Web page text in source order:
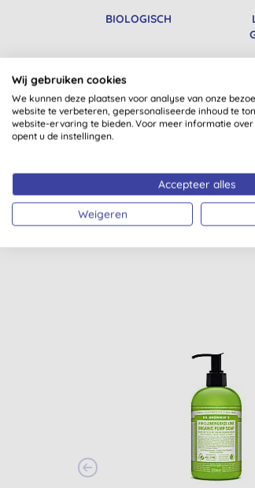
BIOLOGISCH
Wij gebruiken cookies
We kunnen deze plaatsen voor analyse van onze
website te verbeteren, gepersonaliseerde inhoud te
website-ervaring te bieden. Voor meer informatie
opent u de instellingen.
Accepteer alles
Weigeren